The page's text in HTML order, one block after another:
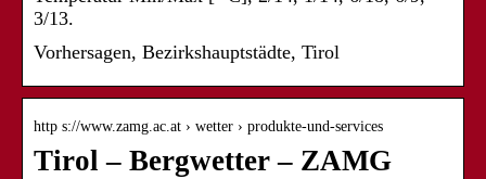
3/13.
Vorhersagen, Bezirkshauptstädte, Tirol
http s://www.zamg.ac.at › wetter › produkte-und-services
Tirol – Bergwetter – ZAMG